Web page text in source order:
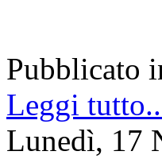
Pubblicato
Leggi
Lunedì, 17